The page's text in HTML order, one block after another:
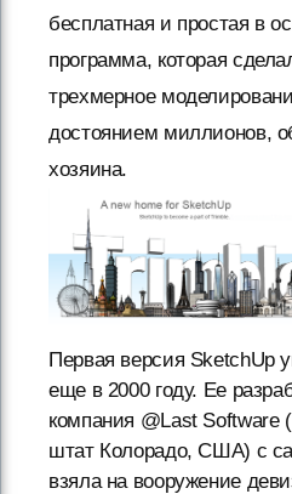
бесплатная и простая в
программа, которая
трехмерное
достоянием миллионов,
хозяина.
Первая версия SketchUp
еще в 2000 году. Ее
компания @Last Software
штат Колорадо, США) с
взяла на вооружение